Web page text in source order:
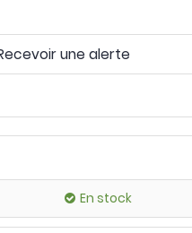
une alerte
En stock